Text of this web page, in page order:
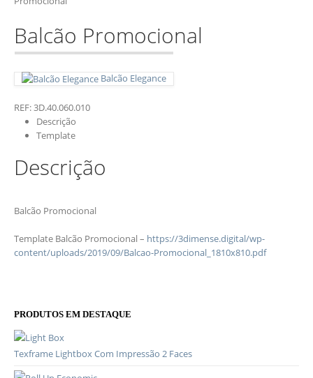
Balcão Promocional
Balcão Elegance
REF:3D.40.060.010
Descrição
Template
Descrição
Balcão Promocional
Template Balcão Promocional – https://3dimense.digital/wp-
content/uploads/2019/09/Balcao-Promocional_1810x810.pdf
PRODUTOS EM DESTAQUE
Texframe Lightbox Com Impressão 2 Faces